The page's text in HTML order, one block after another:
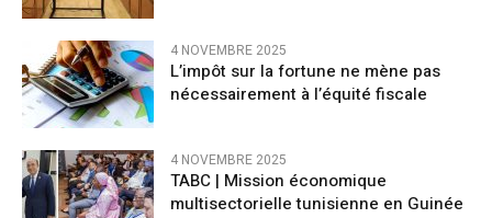
4 NOVEMBRE 2025
L’impôt sur la fortune ne mène pas
nécessairement à l’équité fiscale
4 NOVEMBRE 2025
TABC | Mission économique
multisectorielle tunisienne en Guinée